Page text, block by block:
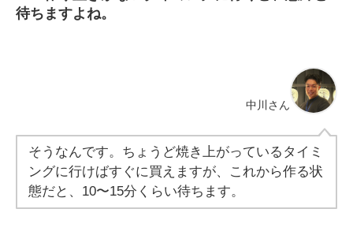
待ちますよね。
中川さん
そうなんです。ちょうど焼き上がっているタイミ
ングに行けばすぐに買えますが、これから作る状
態だと、10〜15分くらい待ちます。